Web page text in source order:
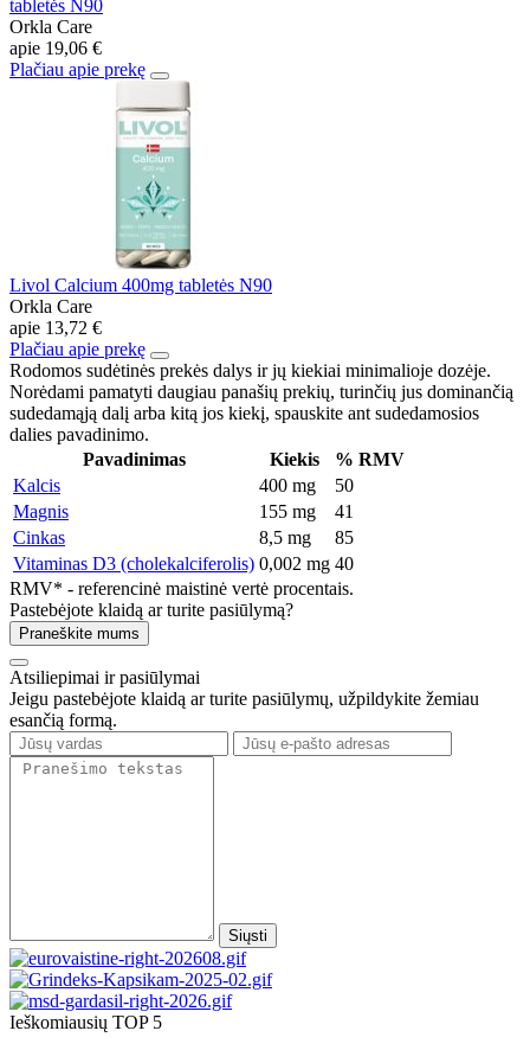
tabletės N90
Orkla Care
apie 19,06 €
Plačiau apie prekę
Livol Calcium 400mg tabletės N90
Orkla Care
apie 13,72 €
Plačiau apie prekę
Rodomos sudėtinės prekės dalys ir jų kiekiai minimalioje dozėje.
Norėdami pamatyti daugiau panašių prekių, turinčių jus dominančią
sudedamąją dalį arba kitą jos kiekį, spauskite ant sudedamosios
dalies pavadinimo.
Pavadinimas
Kiekis
% RMV
Kalcis
400 mg
50
Magnis
155 mg
41
Cinkas
8,5 mg
85
Vitaminas D3 (cholekalciferolis) 0,002 mg 40
RMV* - referencinė maistinė vertė procentais.
Pastebėjote klaidą ar turite pasiūlymą?
Praneškite mums
Atsiliepimai ir pasiūlymai
Jeigu pastebėjote klaidą ar turite pasiūlymų, užpildykite žemiau
esančią formą.
Siųsti
Ieškomiausių TOP 5